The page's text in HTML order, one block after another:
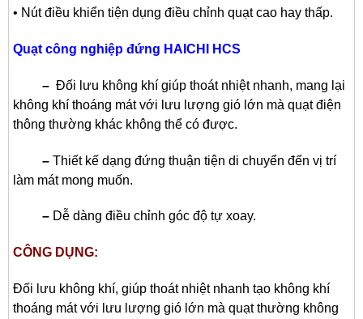
• Nút điều khiển tiện dụng điều chỉnh quạt cao hay thấp.
Quạt công nghiệp đứng HAICHI HCS
– Đối lưu không khí giúp thoát nhiệt nhanh, mang lại
không khí thoáng mát với lưu lượng gió lớn mà quạt điện
thông thường khác không thể có được.
– Thiết kế dạng đứng thuận tiện di chuyển đến vị trí
làm mát mong muốn.
– Dễ dàng điều chỉnh góc độ tự xoay.
CÔNG DỤNG:
Đối lưu không khí, giúp thoát nhiệt nhanh tạo không khí
thoáng mát với lưu lượng gió lớn mà quạt thường không